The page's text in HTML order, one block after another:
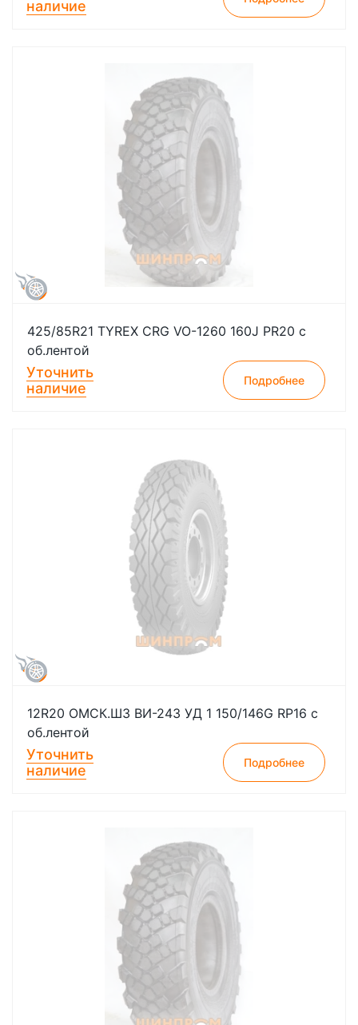
наличие
425/85R21 TYREX CRG VO-1260 160J PR20 с
об.лентой
Уточнить
наличие
Подробнее
12R20 ОМСК.ШЗ ВИ-243 УД 1 150/146G RP16 с
об.лентой
Уточнить
наличие
Подробнее